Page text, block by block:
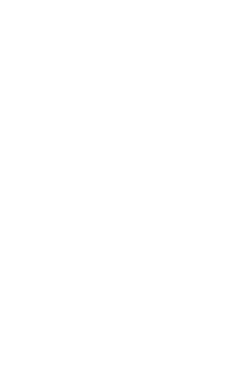
nahezu gleich. Auch am
es von James & Mac kennt.
genau wie ihr sie kennt.
– Fotonachweis